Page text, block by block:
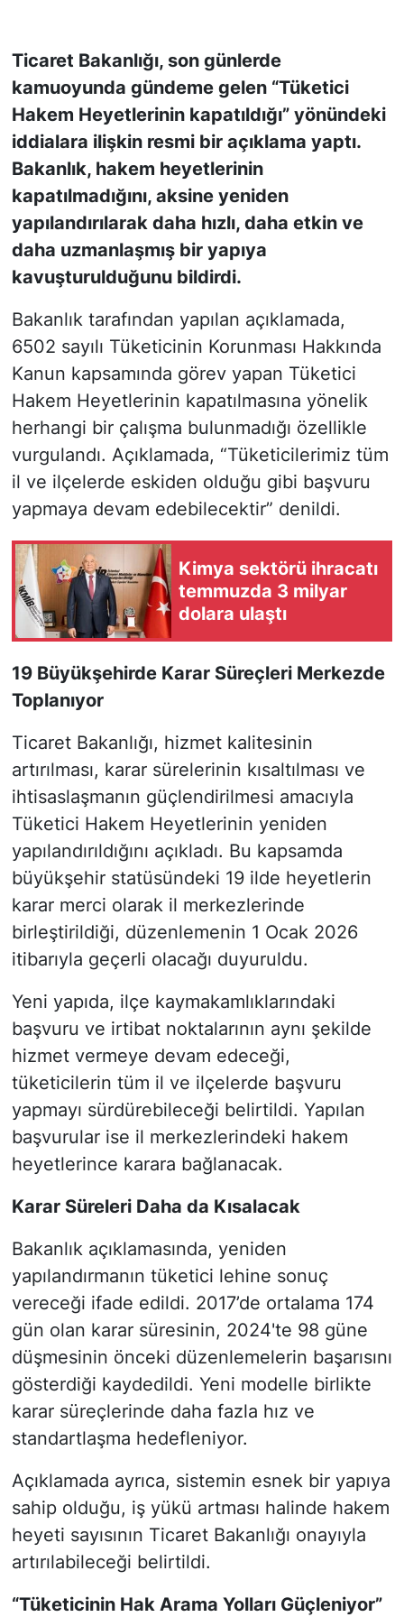
Ticaret Bakanlığı, son günlerde
kamuoyunda gündeme gelen “Tüketici
Hakem Heyetlerinin kapatıldığı” yönündeki
iddialara ilişkin resmi bir açıklama yaptı.
Bakanlık, hakem heyetlerinin
kapatılmadığını, aksine yeniden
yapılandırılarak daha hızlı, daha etkin ve
daha uzmanlaşmış bir yapıya
kavuşturulduğunu bildirdi.
Bakanlık tarafından yapılan açıklamada,
6502 sayılı Tüketicinin Korunması Hakkında
Kanun kapsamında görev yapan Tüketici
Hakem Heyetlerinin kapatılmasına yönelik
herhangi bir çalışma bulunmadığı özellikle
vurgulandı. Açıklamada, “Tüketicilerimiz tüm
il ve ilçelerde eskiden olduğu gibi başvuru
yapmaya devam edebilecektir” denildi.
Kimya sektörü ihracatı
temmuzda 3 milyar
dolara ulaştı
19 Büyükşehirde Karar Süreçleri Merkezde
Toplanıyor
Ticaret Bakanlığı, hizmet kalitesinin
artırılması, karar sürelerinin kısaltılması ve
ihtisaslaşmanın güçlendirilmesi amacıyla
Tüketici Hakem Heyetlerinin yeniden
yapılandırıldığını açıkladı. Bu kapsamda
büyükşehir statüsündeki 19 ilde heyetlerin
karar merci olarak il merkezlerinde
birleştirildiği, düzenlemenin 1 Ocak 2026
itibarıyla geçerli olacağı duyuruldu.
Yeni yapıda, ilçe kaymakamlıklarındaki
başvuru ve irtibat noktalarının aynı şekilde
hizmet vermeye devam edeceği,
tüketicilerin tüm il ve ilçelerde başvuru
yapmayı sürdürebileceği belirtildi. Yapılan
başvurular ise il merkezlerindeki hakem
heyetlerince karara bağlanacak.
Karar Süreleri Daha da Kısalacak
Bakanlık açıklamasında, yeniden
yapılandırmanın tüketici lehine sonuç
vereceği ifade edildi. 2017’de ortalama 174
gün olan karar süresinin, 2024'te 98 güne
düşmesinin önceki düzenlemelerin başarısını
gösterdiği kaydedildi. Yeni modelle birlikte
karar süreçlerinde daha fazla hız ve
standartlaşma hedefleniyor.
Açıklamada ayrıca, sistemin esnek bir yapıya
sahip olduğu, iş yükü artması halinde hakem
heyeti sayısının Ticaret Bakanlığı onayıyla
artırılabileceği belirtildi.
“Tüketicinin Hak Arama Yolları Güçleniyor”
KONGRE TAKVİMİ
RÖPORTAJLAR
BİYOGRAFİLER